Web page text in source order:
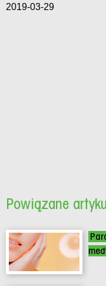
2019-03-29
Powiązane